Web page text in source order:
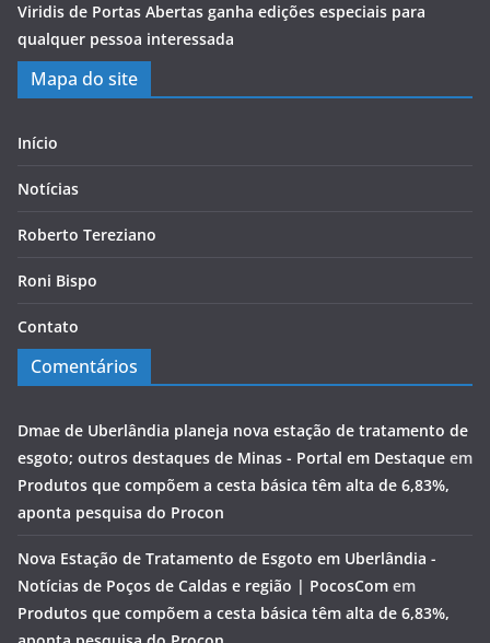
Viridis de Portas Abertas ganha edições especiais para
qualquer pessoa interessada
Mapa do site
Início
Notícias
Roberto Tereziano
Roni Bispo
Contato
Comentários
Dmae de Uberlândia planeja nova estação de tratamento de
esgoto; outros destaques de Minas - Portal em Destaque em
Produtos que compõem a cesta básica têm alta de 6,83%,
aponta pesquisa do Procon
Nova Estação de Tratamento de Esgoto em Uberlândia -
Notícias de Poços de Caldas e região | PocosCom em
Produtos que compõem a cesta básica têm alta de 6,83%,